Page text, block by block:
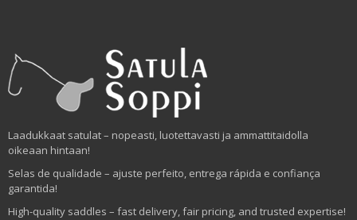
Laadukkaat satulat – nopeasti, luotettavasti ja ammattitaidolla
oikeaan hintaan!
Selas de qualidade – ajuste perfeito, entrega rápida e confiança
garantida!
High-quality saddles – fast delivery, fair pricing, and trusted expertise!